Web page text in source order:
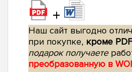
+
Наш сайт выгодно
при покупке, кроме
подарок получаете
преобразованную в